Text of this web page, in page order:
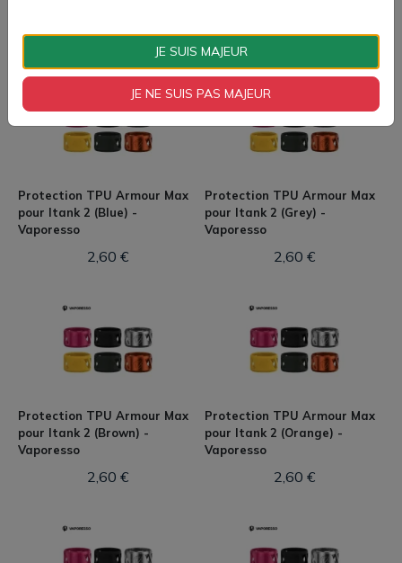
2,60 € 2,60 €
Protection TPU Armour Max
pour Itank 2 (Blue) -
Vaporesso
2,60 €
Protection TPU Armour Max
pour Itank 2 (Grey) -
Vaporesso
2,60 €
Protection TPU Armour Max
pour Itank 2 (Brown) -
Vaporesso
2,60 €
Protection TPU Armour Max
pour Itank 2 (Orange) -
Vaporesso
2,60 €
JE SUIS MAJEUR
JE NE SUIS PAS MAJEUR